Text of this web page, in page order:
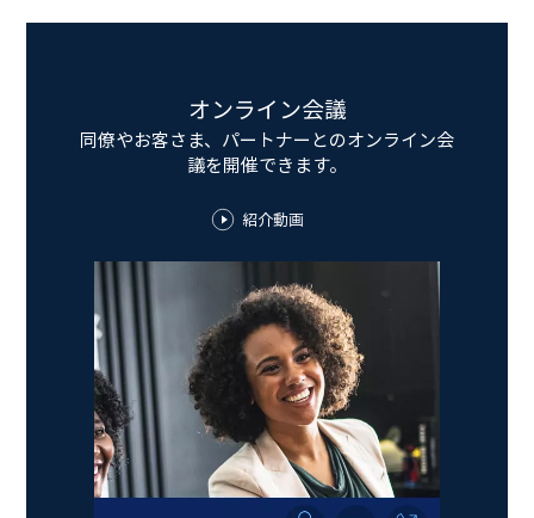
オンライン会議
同僚やお客さま、パートナーとのオンライン会
議を開催できます。
紹介動画